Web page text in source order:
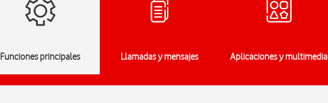
Funciones principales Llamadas y mensajes Aplicaciones y multimedia